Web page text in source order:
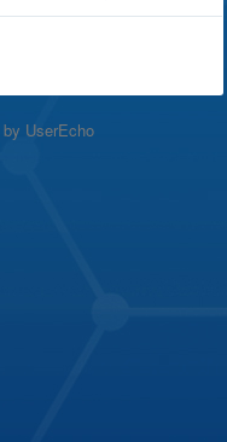
by UserEcho